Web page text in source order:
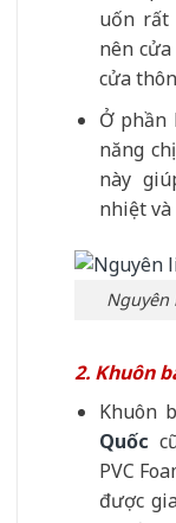
uốn
nên
cửa
Ở phần
năng
này
nhiệt và
Nguyên
2. Khuôn
Khuôn
Quốc
PVC
được